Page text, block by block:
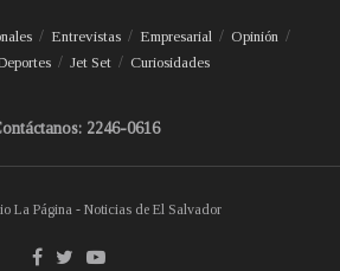
Entrevistas Empresarial
Opinión
Jet Set Curiosidades
2246-0616
La Página - Noticias de El Salvador